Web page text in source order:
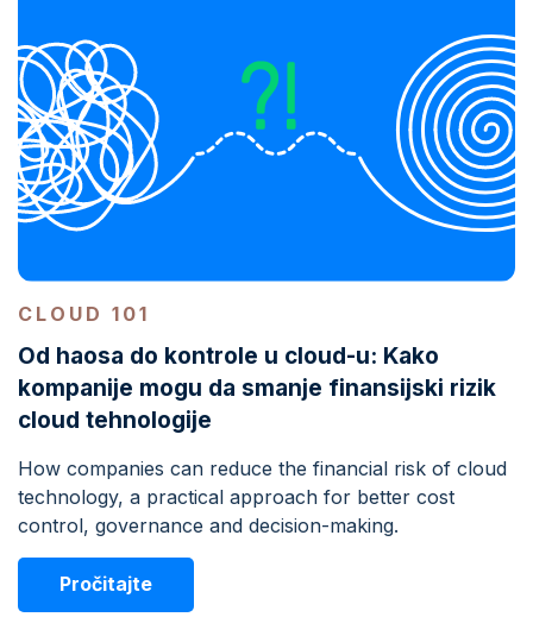
CLOUD 101
Od haosa do kontrole u cloud-u: Kako
kompanije mogu da smanje finansijski rizik
cloud tehnologije
How companies can reduce the financial risk of cloud
technology, a practical approach for better cost
control, governance and decision-making.
Pročitajte